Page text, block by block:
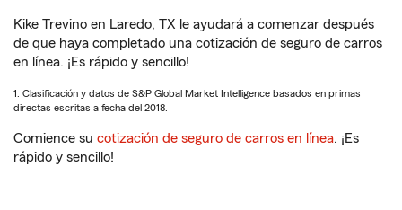
Kike Trevino en Laredo, TX le ayudará a comenzar después
de que haya completado una cotización de seguro de carros
en línea. ¡Es rápido y sencillo!
1. Clasificación y datos de S&P Global Market Intelligence basados en primas
directas escritas a fecha del 2018.
Comience su cotización de seguro de carros en línea. ¡Es
rápido y sencillo!